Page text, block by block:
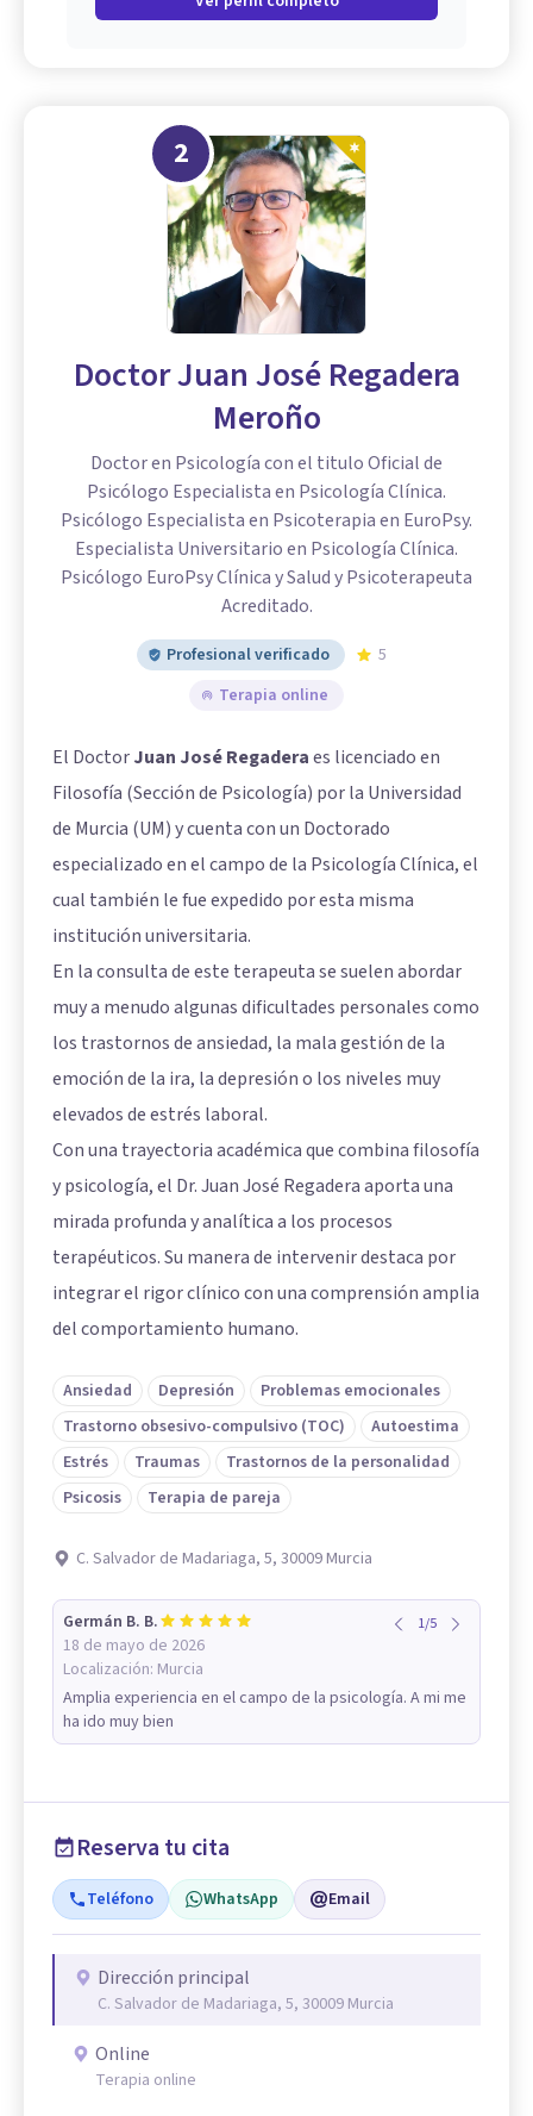
2
Doctor Juan José Regadera
Meroño
Doctor en Psicología con el titulo Oficial de
Psicólogo Especialista en Psicología Clínica.
Psicólogo Especialista en Psicoterapia en EuroPsy.
Especialista Universitario en Psicología Clínica.
Psicólogo EuroPsy Clínica y Salud y Psicoterapeuta
Acreditado.
Profesional verificado
5
Terapia online
El DoctorJuan José Regaderaes licenciado en
Filosofía (Sección de Psicología) por la Universidad
de Murcia (UM) y cuenta con un Doctorado
especializado en el campo de la Psicología Clínica, el
cual también le fue expedido por esta misma
institución universitaria.
En la consulta de este terapeuta se suelen abordar
muy a menudo algunas dificultades personales como
los trastornos de ansiedad, la mala gestión de la
emoción de la ira, la depresión o los niveles muy
elevados de estrés laboral.
Con una trayectoria académica que combina filosofía
y psicología, el Dr. Juan José Regadera aporta una
mirada profunda y analítica a los procesos
terapéuticos. Su manera de intervenir destaca por
integrar el rigor clínico con una comprensión amplia
del comportamiento humano.
Ansiedad Depresión
Problemas emocionales
Trastorno obsesivo-compulsivo (TOC)
Autoestima
Estrés
Traumas
Trastornos de la personalidad
Psicosis
Terapia de pareja
C. Salvador de Madariaga, 5, 30009 Murcia
Germán B. B.
18 de mayo de 2026
Localización: Murcia
1/5
Amplia experiencia en el campo de la psicología. A mi me
ha ido muy bien
Reserva tu cita
Teléfono WhatsApp Email
Dirección principal
C. Salvador de Madariaga, 5, 30009 Murcia
Online
Terapia online